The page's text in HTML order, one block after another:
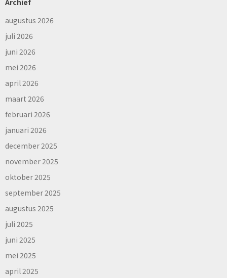
Archief
augustus 2026
juli 2026
juni 2026
mei 2026
april 2026
maart 2026
februari 2026
januari 2026
december 2025
november 2025
oktober 2025
september 2025
augustus 2025
juli 2025
juni 2025
mei 2025
april 2025